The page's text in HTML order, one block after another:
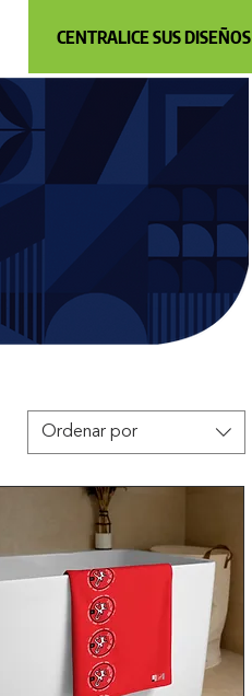
CENTRALICE SUS DISEÑOS
Ordenar por